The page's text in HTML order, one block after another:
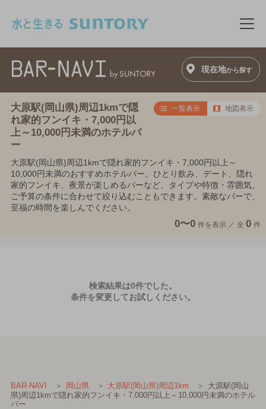
メ
現在地から探す
大原駅(岡山県)周辺1kmで隠
れ家的フンイキ・7,000円以
上～10,000円未満のホテルバ
ー
一覧表示 地図表示
大原駅(岡山県)周辺1kmで隠れ家的フンイキ・7,000円以上～
10,000円未満のおすすめホテルバー。ひとり飲み、デート、隠れ
家的フンイキ、夜景が楽しめるバーなど、タイプや特徴・雰囲気、
ご予算の条件に合わせて絞り込むこともできます。素敵なバーで、
至福の時間を楽しんでください。
0〜0 件を表示 ／ 全 0 件
検索結果は0件でした。
条件を変更してお試しください。
BAR-NAVI 岡山県 大原駅(岡山県)周辺1km
大原駅(岡山
県)周辺1kmで隠れ家的フンイキ・7,000円以上～10,000円未満のホテル
バー